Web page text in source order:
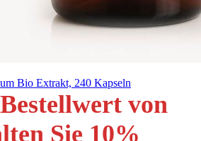
Bio Extrakt, 240 Kapseln
von
Sie 10%